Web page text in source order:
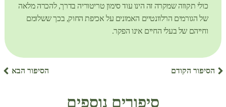
כולי תקווה שמקרה זה הינו עוד סימון טריטוריה בדרך, להכרה מלאה
של הגורמים הרלוונטיים האמונים על אכיפת החוק, בכך ששלומם
וחייהם של בעלי החיים אינו הפקר.
הסיפור הקודם הסיפור הבא
סיפורים נוספים